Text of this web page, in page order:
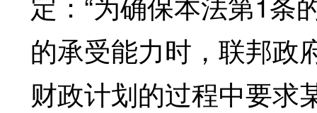
的承受能力时，联邦政
财政计划的过程中要求